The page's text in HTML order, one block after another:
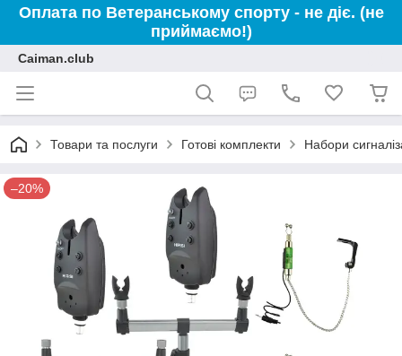
Оплата по Ветеранському спорту - не діє. (не
приймаємо!)
Caiman.club
Товари та послуги Готові комплекти Набори
–20%